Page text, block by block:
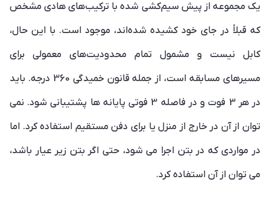
یک مجموعه از پیش سیم‌کشی شده با ترکیب‌های هادی مشخص
که قبلاً در جای خود کشیده شده‌اند، موجود است. با این حال،
کابل نیست و مشمول تمام محدودیت‌های معمولی برای
مسیرهای مسابقه است، از جمله قانون خمیدگی 360 درجه. باید
در هر 3 فوت و در فاصله 3 فوتی پایانه ها پشتیبانی شود. نمی
توان از آن در خارج از منزل یا برای دفن مستقیم استفاده کرد. اما
در مواردی که در بتن اجرا می شود، حتی اگر بتن زیر عیار باشد،
می توان از آن استفاده کرد.